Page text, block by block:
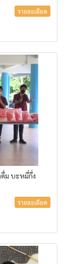
รายละเอียด
ม บะหมี่กึ่ง
รายละเอียด